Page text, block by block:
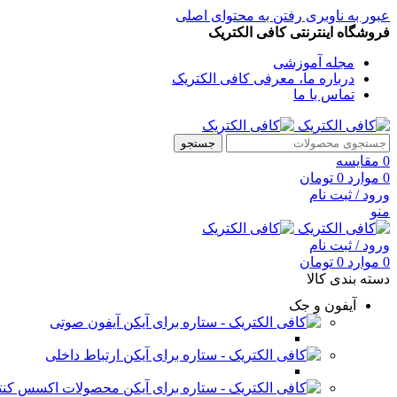
عبور به ناوبری رفتن به محتوای اصلی
فروشگاه اینترنتی کافی الکتریک
مجله آموزشی
درباره ما، معرفی کافی الکتریک
تماس با ما
جستجو
0 مقایسه
0 موارد 0 تومان
ورود / ثبت نام
منو
ورود / ثبت نام
0 موارد 0 تومان
دسته بندی کالا
آیفون و جک
آیفون صوتی
ارتباط داخلی
محصولات اکسس